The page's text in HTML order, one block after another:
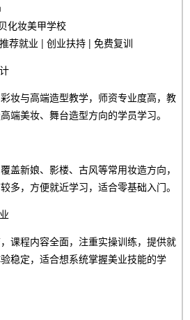
化妆美甲学校
荐就业 | 创业扶持 | 免费复训
妆与高端造型教学，师资专业度高，教
端美妆、舞台造型方向的学员学习。
盖新娘、影楼、古风等常用妆造方向，
多，方便就近学习，适合零基础入门。
课程内容全面，注重实操训练，提供就
稳定，适合想系统掌握美业技能的学